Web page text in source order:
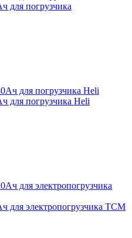
для погрузчика
для погрузчика Heli
для электропогрузчика ТСМ